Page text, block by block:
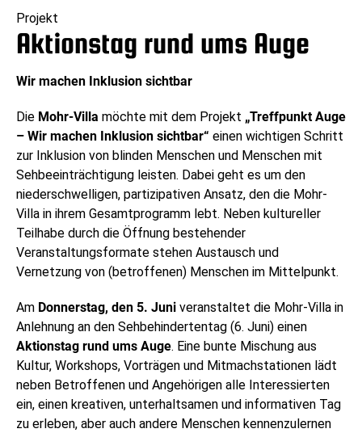
Projekt
Aktionstag rund ums Auge
Wir machen Inklusion sichtbar
Die Mohr-Villa möchte mit dem Projekt „Treffpunkt Auge
– Wir machen Inklusion sichtbar“ einen wichtigen Schritt
zur Inklusion von blinden Menschen und Menschen mit
Sehbeeinträchtigung leisten. Dabei geht es um den
niederschwelligen, partizipativen Ansatz, den die Mohr-
Villa in ihrem Gesamtprogramm lebt. Neben kultureller
Teilhabe durch die Öffnung bestehender
Veranstaltungsformate stehen Austausch und
Vernetzung von (betroffenen) Menschen im Mittelpunkt.
Am Donnerstag, den 5. Juni veranstaltet die Mohr-Villa in
Anlehnung an den Sehbehindertentag (6. Juni) einen
Aktionstag rund ums Auge. Eine bunte Mischung aus
Kultur, Workshops, Vorträgen und Mitmachstationen lädt
neben Betroffenen und Angehörigen alle Interessierten
ein, einen kreativen, unterhaltsamen und informativen Tag
zu erleben, aber auch andere Menschen kennenzulernen